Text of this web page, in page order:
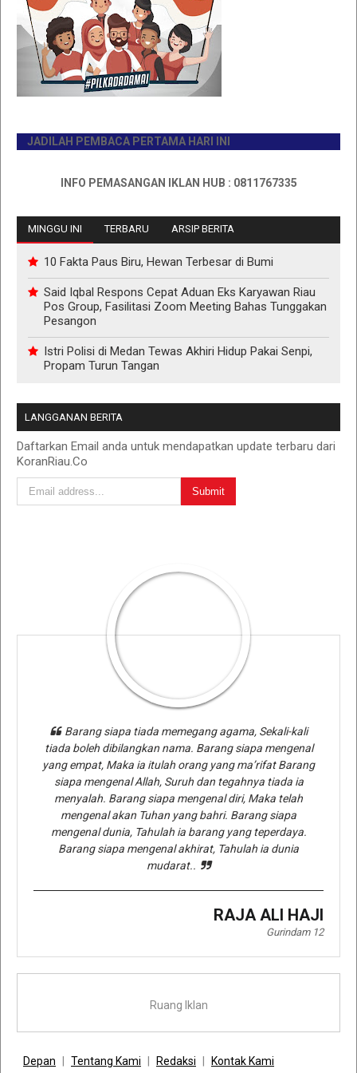
JADILAH PEMBACA PERTAMA HARI INI
INFO PEMASANGAN IKLAN HUB : 0811767335
MINGGU INI TERBARU ARSIP BERITA
10 Fakta Paus Biru, Hewan Terbesar di Bumi
Said Iqbal Respons Cepat Aduan Eks Karyawan Riau
Pos Group, Fasilitasi Zoom Meeting Bahas Tunggakan
Pesangon
Istri Polisi di Medan Tewas Akhiri Hidup Pakai Senpi,
Propam Turun Tangan
LANGGANAN BERITA
Daftarkan Email anda untuk mendapatkan update terbaru dari
KoranRiau.Co
Barang siapa tiada memegang agama, Sekali-kali
tiada boleh dibilangkan nama. Barang siapa mengenal
yang empat, Maka ia itulah orang yang ma’rifat Barang
siapa mengenal Allah, Suruh dan tegahnya tiada ia
menyalah. Barang siapa mengenal diri, Maka telah
mengenal akan Tuhan yang bahri. Barang siapa
mengenal dunia, Tahulah ia barang yang teperdaya.
Barang siapa mengenal akhirat, Tahulah ia dunia
mudarat..
RAJA ALI HAJI
Gurindam 12
Ruang Iklan
Depan Tentang Kami Redaksi
Kontak Kami